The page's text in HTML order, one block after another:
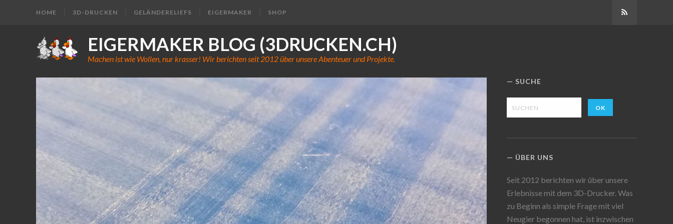
HOME 3D-DRUCKEN GELÄNDERELIEFS EIGERMAKER SHOP
EIGERMAKER BLOG (3DRUCKEN.CH)
Machen ist wie Wollen, nur krasser! Wir berichten seit 2012 über unsere Abenteuer und Projekte.
SUCHE
ÜBER UNS
Seit 2012 berichten wir über unsere
Erlebnisse mit dem 3D-Drucker. Was
zu Beginn als simple Frage mit viel
Neugier begonnen hat, ist inzwischen